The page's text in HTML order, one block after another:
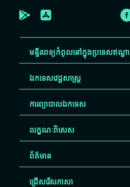
មន្ទីរពេទ្យកំពូលនៅក្នុងប្រទេសឥណ្ឌា
ឯកទេសវេជ្ជសាស្ត្រ
ការព្យាបាលឯកទេស
លក្ខណៈពិសេស
ព័ត៌មាន
ជ្រើសរើស​ភាសា